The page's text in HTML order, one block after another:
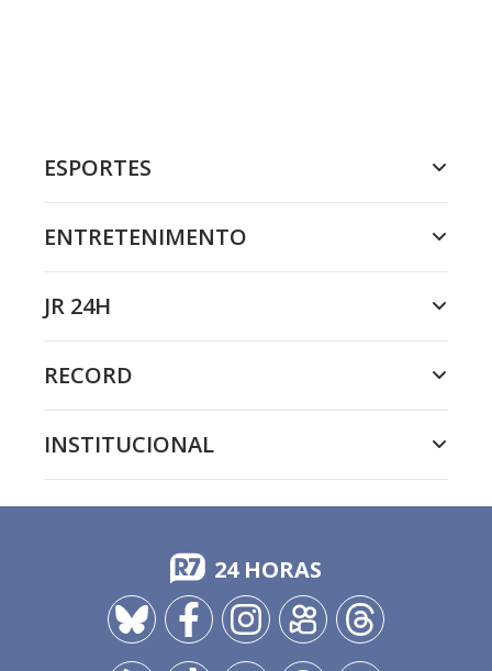
ESPORTES
ENTRETENIMENTO
JR 24H
RECORD
INSTITUCIONAL
24 HORAS